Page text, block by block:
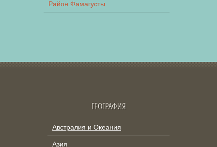
Район Фамагусты
ГЕОГРАФИЯ
Австралия и Океания
Азия